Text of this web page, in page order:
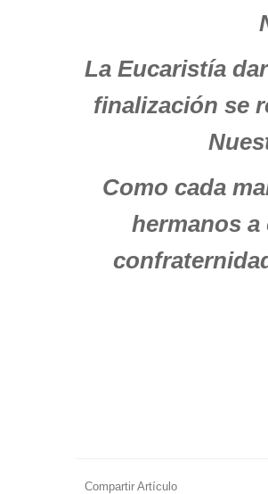
La Eucaristía
finalización se
Como cada
hermanos
Compartir Artículo